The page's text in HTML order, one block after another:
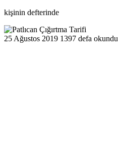
kişinin defterinde
25 Ağustos 2019 1397 defa okundu